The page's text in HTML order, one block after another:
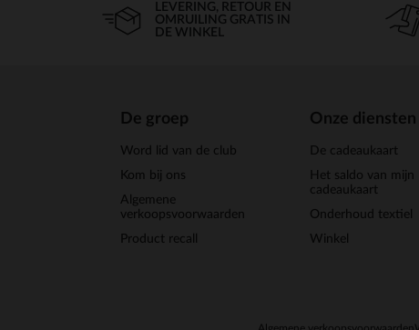
LEVERING, RETOUR EN
OMRUILING GRATIS IN
DE WINKEL
De groep
Word lid van de club
Kom bij ons
Algemene
verkoopsvoorwaarden
Product recall
Onze diensten
De cadeaukaart
Het saldo van mijn
cadeaukaart
Onderhoud textiel
Winkel